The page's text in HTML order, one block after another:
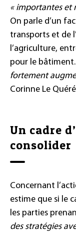
« importantes et
On parle d’un
transports et de
l’agriculture,
pour le bâtiment.
fortement
Corinne Le
Un cadre
consolider
Concernant
estime que si le
les parties
des stratégies